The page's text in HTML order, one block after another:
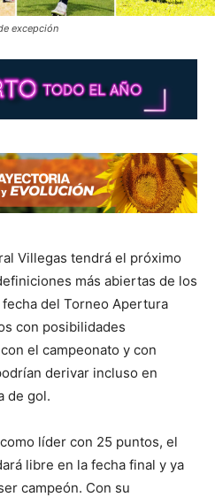
excepción
Villegas tendrá el próximo
más abiertas de los
del Torneo Apertura
con posibilidades
el campeonato y con
derivar incluso en
de gol.
líder con 25 puntos, el
libre en la fecha final y ya
campeón. Con su